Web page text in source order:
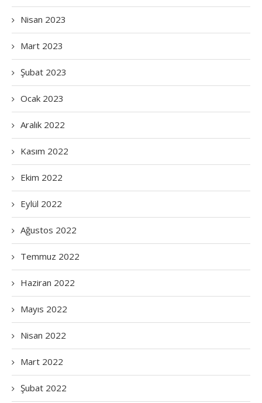
Nisan 2023
Mart 2023
Şubat 2023
Ocak 2023
Aralık 2022
Kasım 2022
Ekim 2022
Eylül 2022
Ağustos 2022
Temmuz 2022
Haziran 2022
Mayıs 2022
Nisan 2022
Mart 2022
Şubat 2022